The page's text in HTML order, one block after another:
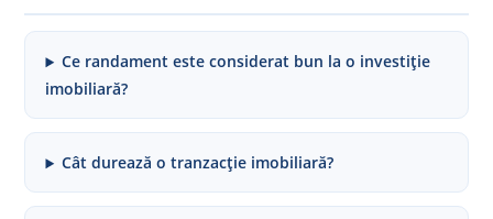
Ce randament este considerat bun la o investiție
imobiliară?
Cât durează o tranzacție imobiliară?